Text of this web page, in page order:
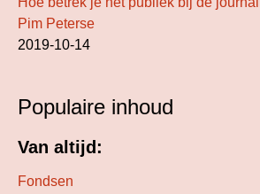
Pim Peterse
2019-10-14
Populaire inhoud
Van altijd:
Fondsen